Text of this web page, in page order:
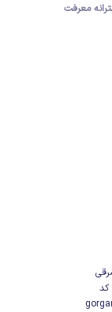
معرفت